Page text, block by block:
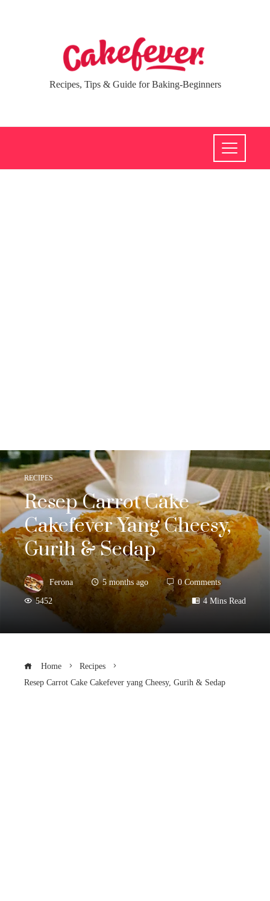
Recipes, Tips & Guide for Baking-Beginners
RECIPES
Resep Carrot Cake
Cakefever Yang Cheesy,
Gurih & Sedap
Ferona 5 months ago 0 Comments
5452 4 Mins Read
Home
Recipes
Resep Carrot Cake Cakefever yang Cheesy, Gurih & Sedap